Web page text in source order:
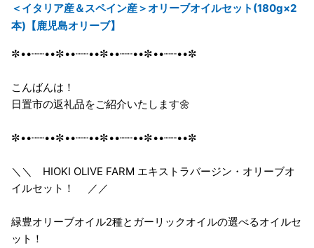
＜イタリア産＆スペイン産＞オリーブオイルセット(180g×2
本)【鹿児島オリーブ】
✼••┈┈••✼••┈┈••✼••┈┈••✼••┈┈••✼
こんばんは！
日置市の返礼品をご紹介いたします🌼
✼••┈┈••✼••┈┈••✼••┈┈••✼••┈┈••✼
＼＼ HIOKI OLIVE FARM エキストラバージン・オリーブオ
イルセット！ ／／
緑豊オリーブオイル2種とガーリックオイルの選べるオイルセ
ット！